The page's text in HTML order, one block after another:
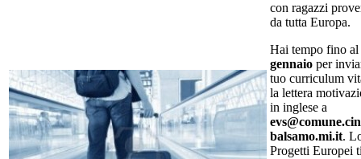
con ragazzi
da tutta Europa.
Hai tempo fino al
gennaio per
tuo curriculum
la lettera
in inglese a
balsamo.mi.it.
Progetti Europei